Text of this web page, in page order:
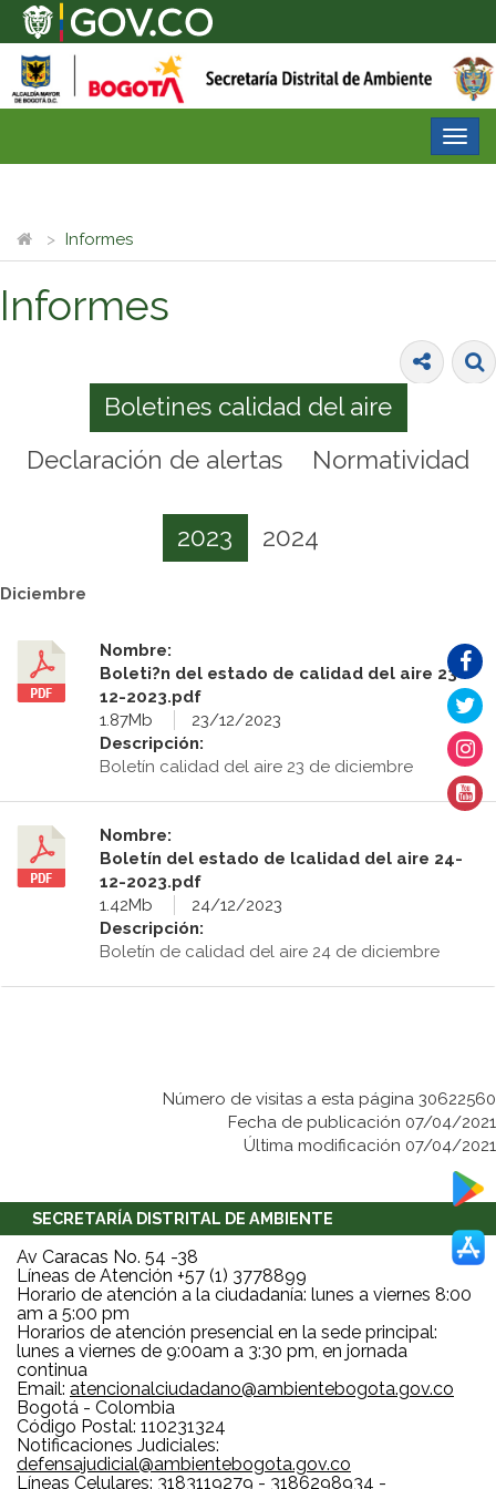
Informes
Informes
Boletines calidad del aire
Declaración de alertas
Normatividad
2023 2024
Diciembre
Nombre:
Boleti?n del estado de calidad del aire 23-
12-2023.pdf
1.87Mb
23/12/2023
Descripción:
Boletín calidad del aire 23 de diciembre
Nombre:
Boletín del estado de lcalidad del aire 24-
12-2023.pdf
1.42Mb
24/12/2023
Descripción:
Boletín de calidad del aire 24 de diciembre
Número de visitas a esta página 30622560
Fecha de publicación 07/04/2021
Última modificación 07/04/2021
SECRETARÍA DISTRITAL DE AMBIENTE
Av Caracas No. 54 -38
Líneas de Atención +57 (1) 3778899
Horario de atención a la ciudadanía: lunes a viernes 8:00
am a 5:00 pm
Horarios de atención presencial en la sede principal:
lunes a viernes de 9:00am a 3:30 pm, en jornada
continua
Email: atencionalciudadano@ambientebogota.gov.co
Bogotá - Colombia
Código Postal: 110231324
Notificaciones Judiciales:
defensajudicial@ambientebogota.gov.co
Líneas Celulares: 3183119279 - 3186298934 -